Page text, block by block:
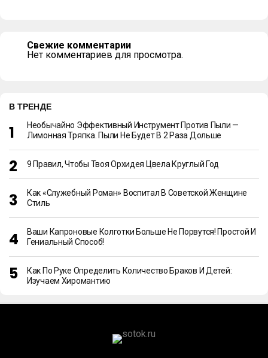
Свежие комментарии
Нет комментариев для просмотра.
В ТРЕНДЕ
Необычайно Эффективный Инструмент Против Пыли —
Лимонная Тряпка. Пыли Не Будет В 2 Раза Дольше
9 Правил, Чтобы Твоя Орхидея Цвела Круглый Год
Как «Служебный Роман» Воспитал В Советской Женщине
Стиль
Ваши Капроновые Колготки Больше Не Порвутся! Простой И
Гениальный Способ!
Как По Руке Определить Количество Браков И Детей:
Изучаем Хиромантию